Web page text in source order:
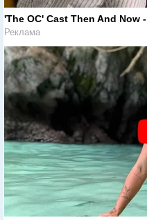
'The OC' Cast Then And Now
Реклама